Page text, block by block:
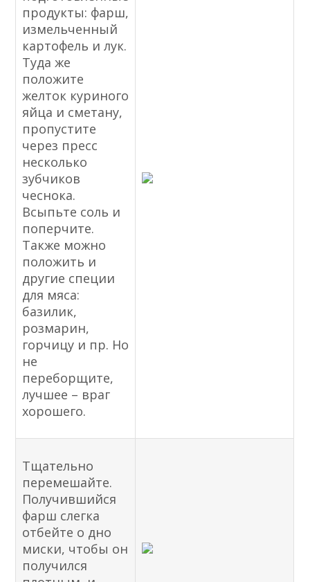
продукты: фарш,
измельченный
картофель и лук.
Туда же
положите
желток куриного
яйца и сметану,
пропустите
через пресс
несколько
зубчиков
чеснока.
Всыпьте соль и
поперчите.
Также можно
положить и
другие специи
для мяса:
базилик,
розмарин,
горчицу и пр. Но
не
переборщите,
лучшее – враг
хорошего.
Тщательно
перемешайте.
Получившийся
фарш слегка
отбейте о дно
миски, чтобы он
получился